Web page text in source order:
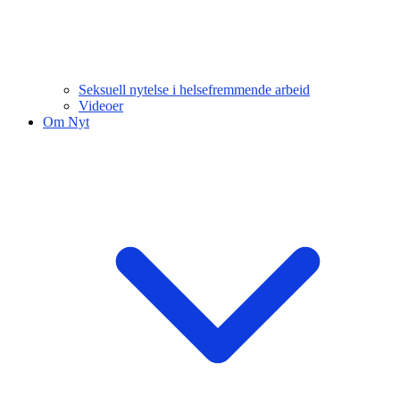
Seksuell nytelse i helsefremmende arbeid
Videoer
Om Nyt